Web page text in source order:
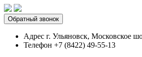
Обратный звонок
Адрес г. Ульяновск, Московское
Телефон +7 (8422) 49-55-13